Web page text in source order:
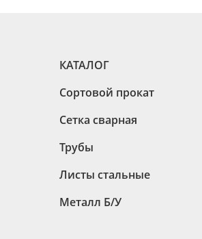
КАТАЛОГ
Сортовой прокат
Сетка сварная
Трубы
Листы стальные
Металл Б/У